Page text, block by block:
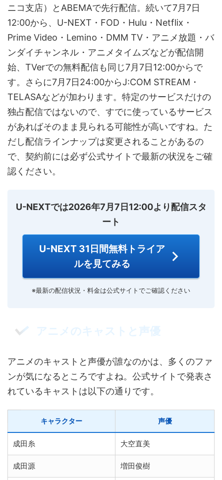
ニコ支店）とABEMAで先行配信。続いて7月7日
12:00から、U-NEXT・FOD・Hulu・Netflix・
Prime Video・Lemino・DMM TV・アニメ放題・バ
ンダイチャンネル・アニメタイムズなどが配信開
始、TVerでの無料配信も同じ7月7日12:00からで
す。さらに7月7日24:00からJ:COM STREAM・
TELASAなどが加わります。特定のサービスだけの
独占配信ではないので、すでに使っているサービス
があればそのまま見られる可能性が高いですね。た
だし配信ラインナップは変更されることがあるの
で、契約前には必ず公式サイトで最新の状況をご確
認ください。
U-NEXTでは2026年7月7日12:00より配信スタ
ート
U-NEXT 31日間無料トライア
ルを見てみる
※最新の配信状況・料金は公式サイトでご確認ください
アニメのキャストと声優
アニメのキャストと声優が誰なのかは、多くのファ
ンが気になるところですよね。公式サイトで発表さ
れているキャストは以下の通りです。
キャラクター 声優
成田糸 大空直美
成田源 増田俊樹